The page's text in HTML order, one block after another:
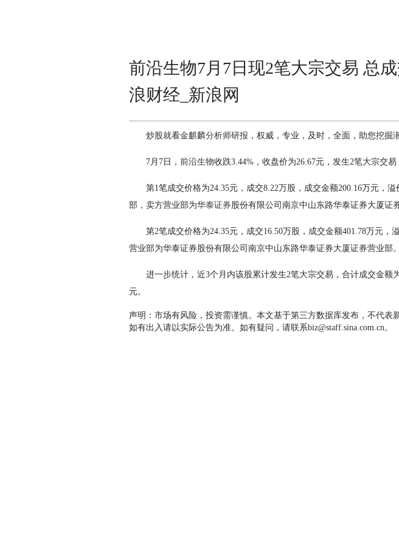
前沿生物7月7日现2笔大宗交易 总
浪财经_新浪网
炒股就看金麒麟分析师研报 ，权威，专业，及时，全面，助您挖掘
7月7日， 前沿生物收跌3.44%，收盘价为26.67元，发生2笔大宗交
第1笔成交价格为24.35元，成交8.22万股，成交金额200.16万元，溢
部，卖方营业部为华泰证券股份有限公司南京中山东路华泰证券大厦证
第2笔成交价格为24.35元，成交16.50万股，成交金额401.78万元，
营业部为华泰证券股份有限公司南京中山东路华泰证券大厦证券营业部。
进一步统计，近3个月内该股累计发生2笔大宗交易，合计成交金额
元。
声明：市场有风险，投资需谨慎。本文基于第三方数据库发布，不代表
如有出入请以实际公告为准。如有疑问，请联系biz@staff.sina.com.cn。